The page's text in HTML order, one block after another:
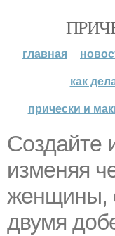
главная
как
прически и
Создайте
изменяя
женщины,
двумя